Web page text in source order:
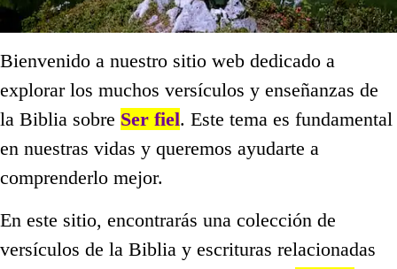
Bienvenido a nuestro sitio web dedicado a
explorar los muchos versículos y enseñanzas de
la Biblia sobre Ser fiel. Este tema es fundamental
en nuestras vidas y queremos ayudarte a
comprenderlo mejor.
En este sitio, encontrarás una colección de
versículos de la Biblia y escrituras relacionadas